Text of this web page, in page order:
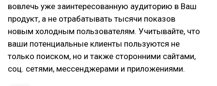
вовлечь уже заинтересованную аудиторию в Ваш
продукт, а не отрабатывать тысячи показов
новым холодным пользователям. Учитывайте, что
ваши потенциальные клиенты пользуются не
только поиском, но и также сторонними сайтами,
соц. сетями, мессенджерами и приложениями.